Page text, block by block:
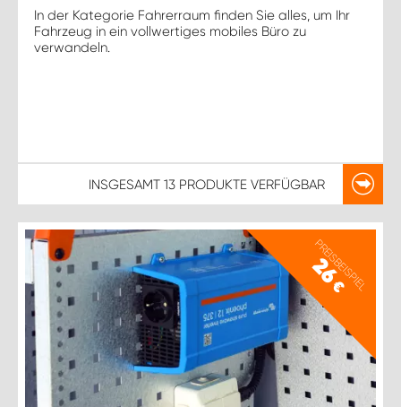
In der Kategorie Fahrerraum finden Sie alles, um Ihr
Fahrzeug in ein vollwertiges mobiles Büro zu
verwandeln.
INSGESAMT 13 PRODUKTE VERFÜGBAR
PREISBEISPIEL
26
€